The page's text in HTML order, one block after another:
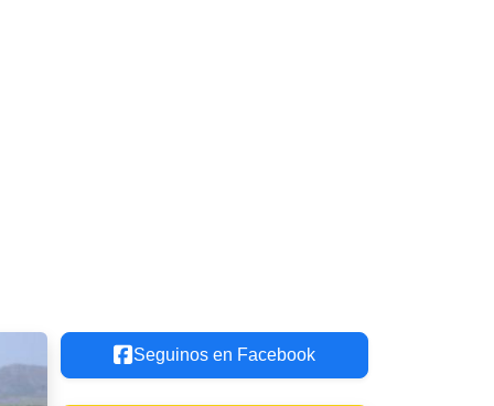
Seguinos en Facebook